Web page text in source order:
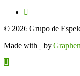
© 2026 Grupo de
Made with
by